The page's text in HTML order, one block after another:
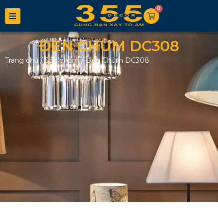
0
ĐÈN CHÙM DC308
Trang chủ/Sản phẩm/Đèn Chùm DC308